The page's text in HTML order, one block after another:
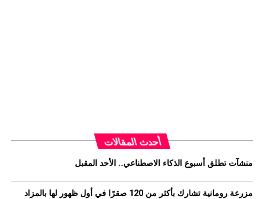
أحدث المقالات
منشآت تطلق أسبوع الذكاء الاصطناعي.. الأحد المقبل
مزرعة رومانية تشارك بأكثر من 120 صقرًا في أول ظهور لها بالمزاد